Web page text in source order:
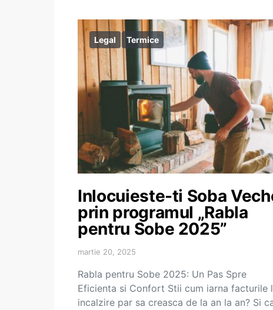
Legal Termice
Inlocuieste-ti Soba
prin programul „Rabla
pentru Sobe 2025”
martie 20, 2025
Rabla pentru Sobe 2025: Un Pas Spre
Eficienta si Confort Stii cum iarna facturile
incalzire par sa creasca de la an la an? Si